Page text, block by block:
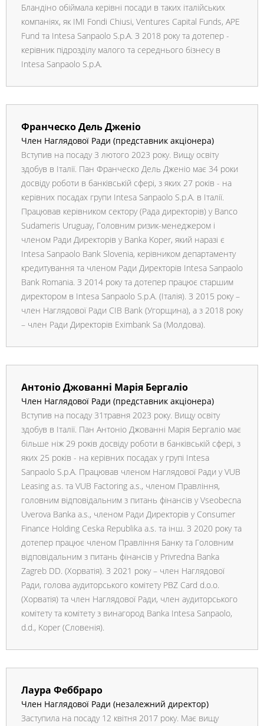
Бландіно обіймала керівні посади в таких італійських
компаніях, як IMI Fondi Chiusi, Ventures Capital Funds, APE
Fund та Intesa Sanpaolo S.p.A. З 2018 року та дотепер -
керівник підрозділу малого та середнього бізнесу в
Intesa Sanpaolo S.p.A.
Франческо Дель Дженіо
Член Наглядової Ради (представник акціонера)
Вступив на посаду 3 лютого 2023 року. Вищу освіту
здобув в Італії. Пан Франческо Дель Дженіо має 34 роки
досвіду роботи в банківській сфері, з яких 27 років - на
керівних посадах групи Intesa Sanpaolo S.p.A. в Італії.
Працював керівником сектору (Рада директорів) у Banco
Sudameris Uruguay, Головним ризик-менеджером і
членом Ради Директорів у Banka Koper, який наразі є
Intesa Sanpaolo Bank Slovenia, керівником департаменту
кредитування та членом Ради Директорів Intesa Sanpaolo
Bank Romania. З 2014 року та дотепер працює старшим
директором в Intesa Sanpaolo S.p.A. (Італія). З 2015 року –
член Наглядової Ради CIB Bank (Угорщина), а з 2018 року
– член Ради Директорів Eximbank Sa (Молдова).
Антоніо Джованні Марія Бергаліо
Член Наглядової Ради (представник акціонера)
Вступив на посаду 31травня 2023 року. Вищу освіту
здобув в Італії. Пан Антоніо Джованні Марія Бергаліо має
більше ніж 29 років досвіду роботи в банківській сфері, з
яких 25 років - на керівних посадах у групі Intesa
Sanpaolo S.p.A. Працював членом Наглядової Ради у VUB
Leasing a.s. та VUB Factoring a.s., членом Правління,
головним відповідальним з питань фінансів у Vseobecna
Uverova Banka a.s., членом Ради Директорів у Consumer
Finance Holding Ceska Republika a.s. та інш. З 2020 року та
дотепер працює членом Правління Банку та Головним
відповідальним з питань фінансів у Privredna Banka
Zagreb DD. (Хорватія). З 2021 року – член Наглядової
Ради, голова аудиторського комітету PBZ Card d.o.o.
(Хорватія) та член Наглядової Ради, член аудиторського
комітету та комітету з винагород Banka Intesa Sanpaolo,
d.d., Koper (Словенія).
Лаура Феббраро
Член Наглядової Ради (незалежний директор)
Заступила на посаду 12 квітня 2017 року. Має вищу